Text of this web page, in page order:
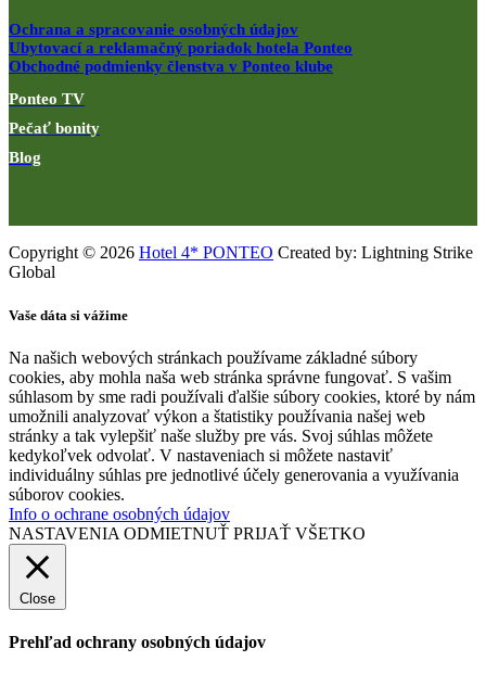
Ochrana a spracovanie osobných údajov
Ubytovací a reklamačný poriadok hotela Ponteo
Obchodné podmienky členstva v Ponteo klube
Ponteo TV
Pečať bonity
Blog
Copyright © 2026 Hotel 4* PONTEO Created by: Lightning Strike
Global
Vaše dáta si vážime
Na našich webových stránkach používame základné súbory
cookies, aby mohla naša web stránka správne fungovať. S vašim
súhlasom by sme radi používali ďalšie súbory cookies, ktoré by nám
umožnili analyzovať výkon a štatistiky používania našej web
stránky a tak vylepšiť naše služby pre vás. Svoj súhlas môžete
kedykoľvek odvolať. V nastaveniach si môžete nastaviť
individuálny súhlas pre jednotlivé účely generovania a využívania
súborov cookies.
Info o ochrane osobných údajov
NASTAVENIA ODMIETNUŤ PRIJAŤ VŠETKO
Close
Prehľad ochrany osobných údajov